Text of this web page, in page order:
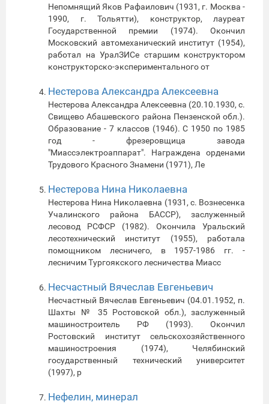
Непомнящий Яков Рафаилович (1931, г. Москва -
1990, г. Тольятти), конструктор, лауреат
Государственной премии (1974). Окончил
Московский автомеханический институт (1954),
работал на УралЗИСе старшим конструктором
конструкторско-экспериментального от
Нестерова Александра Алексеевна
Нестерова Александра Алексеевна (20.10.1930, с.
Свищево Абашевского района Пензенской обл.).
Образование - 7 классов (1946). С 1950 по 1985
год - фрезеровщица завода
"Миассэлектроаппарат". Награждена орденами
Трудового Красного Знамени (1971), Ле
Нестерова Нина Николаевна
Нестерова Нина Николаевна (1931, с. Вознесенка
Учалинского района БАССР), заслуженный
лесовод РСФСР (1982). Окончила Уральский
лесотехнический институт (1955), работала
помощником лесничего, в 1957-1986 гг. -
лесничим Тургоякского лесничества Миасс
Несчастный Вячеслав Евгеньевич
Несчастный Вячеслав Евгеньевич (04.01.1952, п.
Шахты № 35 Ростовской обл.), заслуженный
машиностроитель РФ (1993). Окончил
Ростовский институт сельскохозяйственного
машиностроения (1974), Челябинский
государственный технический университет
(1997), р
Нефелин, минерал